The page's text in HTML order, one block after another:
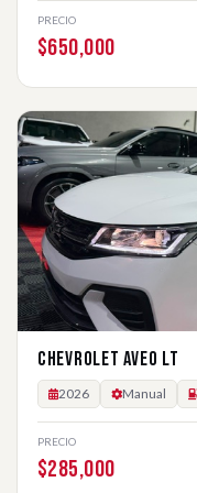
PRECIO
$650,000
CHEVROLET AVEO LT
2026 Manual
PRECIO
$285,000